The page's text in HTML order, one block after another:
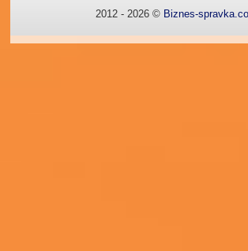
2012 - 2026 © Biznes-